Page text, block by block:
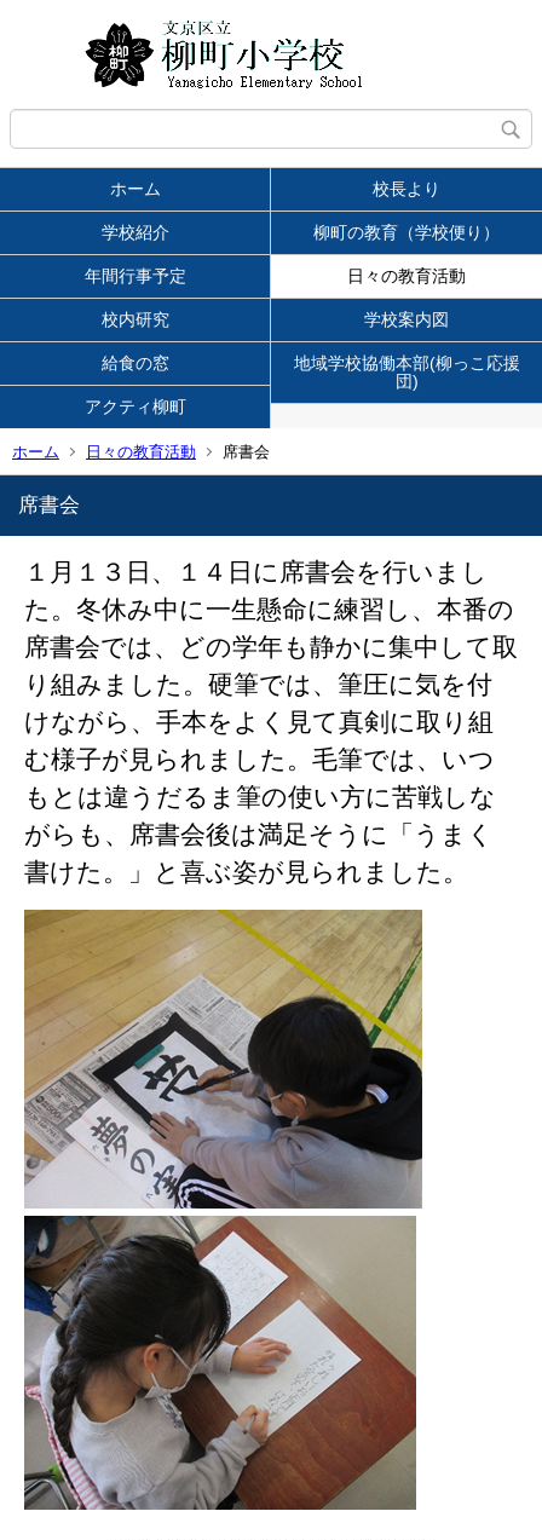
ホーム 校長より
学校紹介 柳町の教育（学校便り）
年間行事予定 日々の教育活動
校内研究 学校案内図
給食の窓
地域学校協働本部(柳っこ応援
団)
アクティ柳町
ホーム 日々の教育活動 席書会
席書会
１月１３日、１４日に席書会を行いまし
た。冬休み中に一生懸命に練習し、本番の
席書会では、どの学年も静かに集中して取
り組みました。硬筆では、筆圧に気を付
けながら、手本をよく見て真剣に取り組
む様子が見られました。毛筆では、いつ
もとは違うだるま筆の使い方に苦戦しな
がらも、席書会後は満足そうに「うまく
書けた。」と喜ぶ姿が見られました。